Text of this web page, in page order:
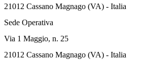
21012 Cassano Magnago (VA) - Italia
Sede Operativa
Via 1 Maggio, n. 25
21012 Cassano Magnago (VA) - Italia